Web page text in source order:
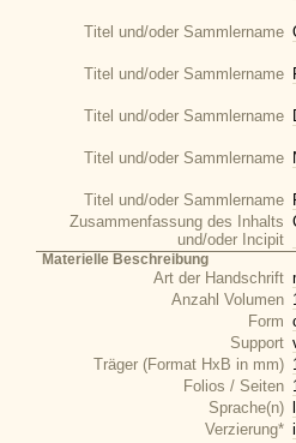
Titel und/oder Sammlername
Titel und/oder Sammlername
Titel und/oder Sammlername
Titel und/oder Sammlername
Titel und/oder Sammlername
Zusammenfassung des Inhalts
und/oder Incipit
Materielle Beschreibung
Art der Handschrift
Anzahl Volumen
Form
Support
Träger (Format HxB in mm)
Folios / Seiten
Sprache(n)
Verzierung*